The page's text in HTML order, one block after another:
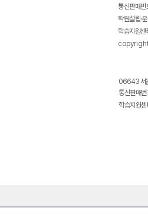
통신판매
학원설립·
학습지원
06643 서
통신판매
학습지원